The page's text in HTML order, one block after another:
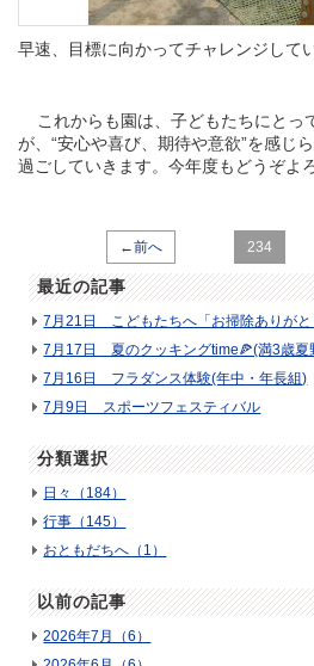
早速、目標に向かってチャレンジして
これからも園は、子どもたちにとっ
が、“安心や喜び、期待や意欲”を感じ
過ごしていきます。今年度もどうぞよ
←前へ 234
最近の記事
7月21日 こどもたちへ「お掃除ありがと
7月17日 夏のクッキングtime🍕(満3歳夏
7月16日 フラダンス体験(年中・年長組)
7月9日 スポーツフェスティバル
分類選択
日々（184）
行事（145）
おともだちへ（1）
以前の記事
2026年7月（6）